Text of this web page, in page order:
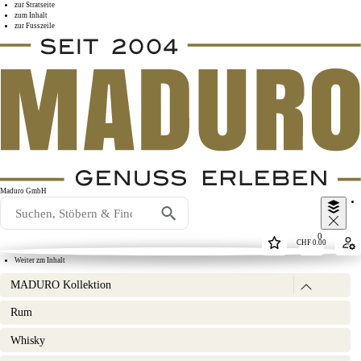
zur Stratseite
zum Inhalt
zur Fusszeile
Maduro GmbH
CHF0.00
0
Weiter zm Inhalt
MADURO Kollektion
Grappa MADURO
Zigarren MADURO
Rum
Whisky